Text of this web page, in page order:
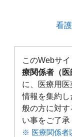
看
このWebサイ
療関係者（医
に、医療用
情報を集約
般の方に対
い事をご了承
※ 医療関係者